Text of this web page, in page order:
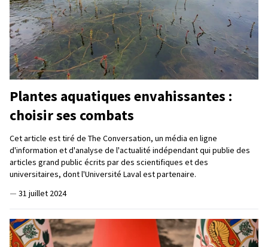
Plantes aquatiques envahissantes :
choisir ses combats
Cet article est tiré de The Conversation, un média en ligne
d'information et d'analyse de l'actualité indépendant qui publie des
articles grand public écrits par des scientifiques et des
universitaires, dont l'Université Laval est partenaire.
— 31 juillet 2024